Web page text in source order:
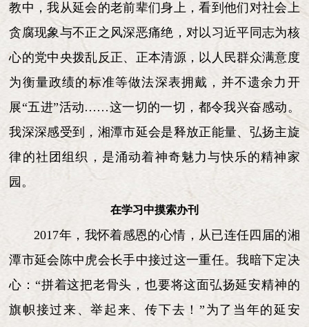
教中，我从延会的老前辈们身上，看到他们对社会上
贪腐现象与不正之风深恶痛绝，对以习近平同志为核
心的党中央拨乱反正、正本清源，以人民群众满意度
为衡量政绩的标准等做法深表拥戴，并不遗余力开
展“五进”活动……这一切的一切，都令我兴奋感动。
我深深感受到，湘潭市延会是释放正能量、弘扬主旋
律的社团组织，是涌动着神奇魅力与快乐的精神家
园。
在学习中摸索办刊
2017年，我怀着感恩的心情，从已连任四届的湘
潭市延会陈中虎会长手中接过这一重任。我暗下定决
心：“拼着这把老骨头，也要将这面弘扬延安精神的
旗帜接过来、举起来、传下去！”为了当年的延安